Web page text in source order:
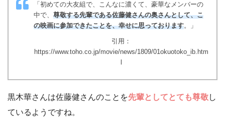
「初めての大友組で、こんなに濃くて、豪華なメンバーの
中で、 尊敬する先輩である佐藤健さんの奥さんとして、こ
の映画に参加できたことを、幸せに思っております。」
引用：
https://www.toho.co.jp/movie/news/1809/01okuotoko_ib.htm
黒木華さんは佐藤健さんのことを先輩としてとても尊敬し
ているようですね。